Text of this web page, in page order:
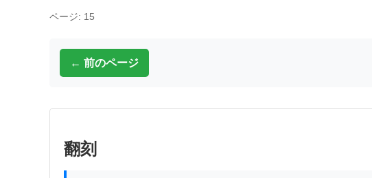
ページ: 15
← 前のページ
翻刻